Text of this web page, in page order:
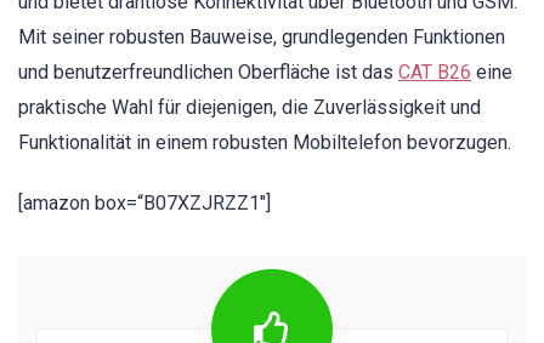
Mit seiner robusten Bauweise, grundlegenden Funktionen
und benutzerfreundlichen Oberfläche ist das CAT B26 eine
praktische Wahl für diejenigen, die Zuverlässigkeit und
Funktionalität in einem robusten Mobiltelefon bevorzugen.
[amazon box=“B07XZJRZZ1″]